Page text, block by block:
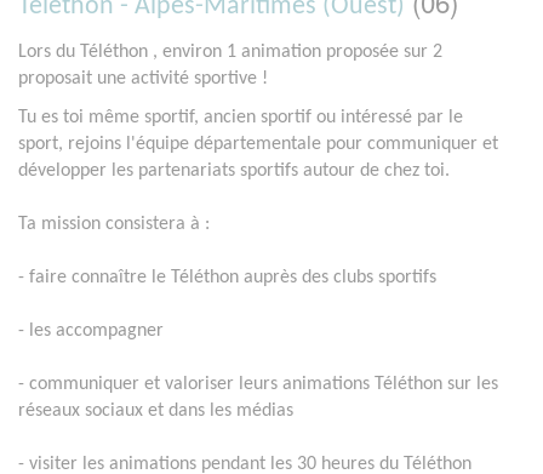
Téléthon - Alpes-Maritimes (Ouest)
Lors du Téléthon , environ 1 animation proposée sur 2
proposait une activité sportive !
Tu es toi même sportif, ancien sportif ou intéressé par le
sport, rejoins l'équipe départementale pour communiquer et
développer les partenariats sportifs autour de chez toi.
Ta mission consistera à :
- faire connaître le Téléthon auprès des clubs sportifs
- les accompagner
- communiquer et valoriser leurs animations Téléthon sur les
réseaux sociaux et dans les médias
- visiter les animations pendant les 30 heures du Téléthon